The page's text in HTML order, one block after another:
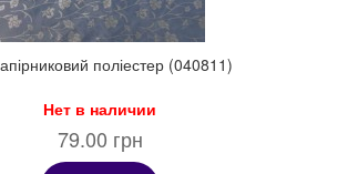
поліестер (040811)
Нет в наличии
79.00 грн